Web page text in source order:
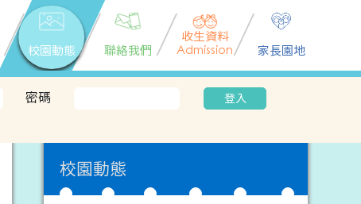
校園動態 聯絡我們
收生資料
Admission
家長園地
密碼 登入
校園動態